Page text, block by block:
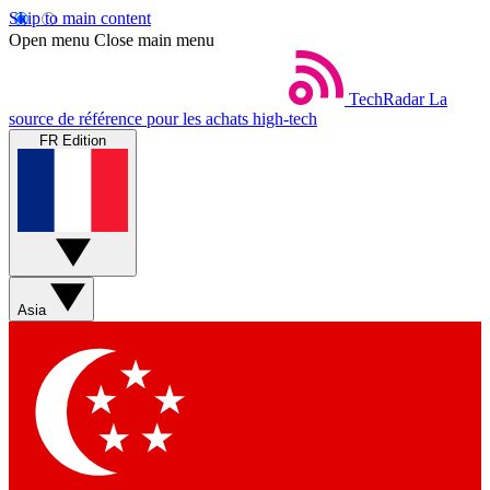
Skip to main content
Open menu Close main menu
TechRadar La
source de référence pour les achats high-tech
FR Edition
Asia